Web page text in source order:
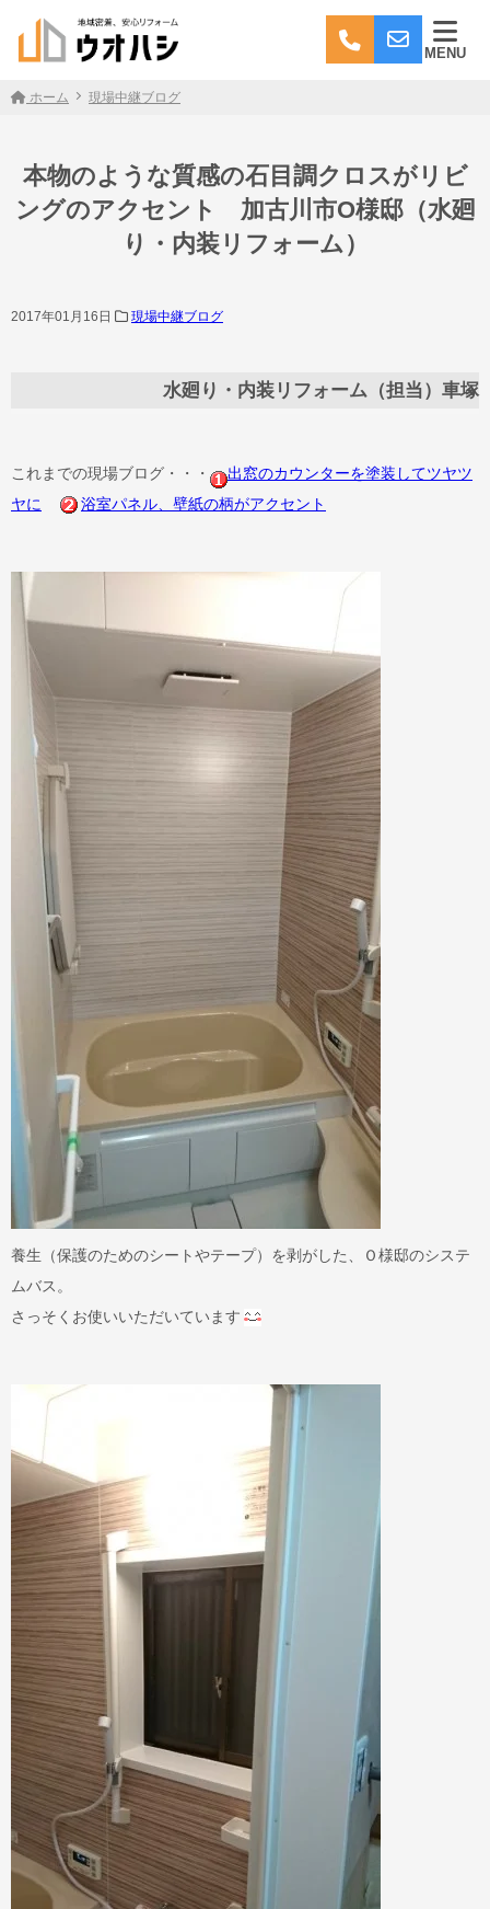
MENU
ホーム 現場中継ブログ
本物のような質感の石目調クロスがリビ
ングのアクセント 加古川市O様邸（水廻
り・内装リフォーム）
2017年01月16日 現場中継ブログ
水廻り・内装リフォーム（担当）車塚
これまでの現場ブログ・・・
出窓のカウンターを塗装してツヤツ
ヤに
浴室パネル、壁紙の柄がアクセント
養生（保護のためのシートやテープ）を剥がした、Ｏ様邸のシステ
ムバス。
さっそくお使いいただいています